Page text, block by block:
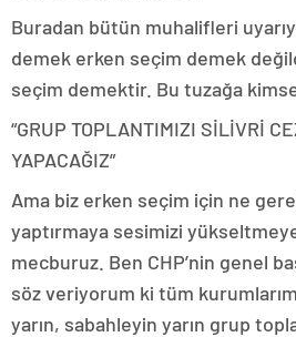
Buradan bütün muhalifleri
demek erken seçim demek
seçim demektir. Bu tuzağa
“GRUP TOPLANTIMIZI SİLİVRİ
YAPACAĞIZ”
Ama biz erken seçim için ne
yaptırmaya sesimizi
mecburuz. Ben CHP’nin genel
söz veriyorum ki tüm
yarın, sabahleyin yarın grup